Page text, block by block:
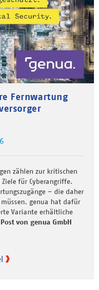
Fernwartung
zählen zur kritischen
für Cyberangriffe.
– die daher
genua hat dafür
Variante erhältliche
von genua GmbH